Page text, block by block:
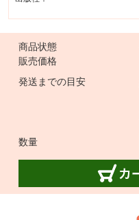
商品状態
販売価格
発送までの目安
数量